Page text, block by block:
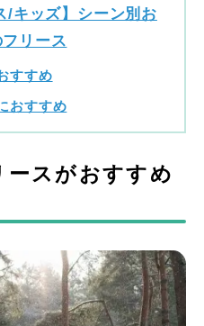
/キッズ】シーン別お
リース
すすめ
おすすめ
スがおすすめ